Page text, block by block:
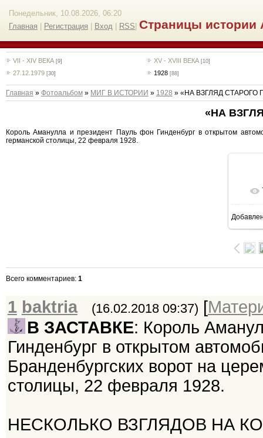
Понедельник, 10.08.2026, 06:20
Главная
Регистрация Вход RSS Страницы истории
VII - XIV ВЕКА [9] XV - XVIII ВЕКА [10]
27.12.1979 [30] 1928 [88]
Главная » Фотоальбом» МИГ В ИСТОРИИ » 1928 » «НА ВЗГЛЯД СТАРОГО
«НА
Король Аманулла и президент Пауль фон Гинденбург в открытом
германской столицы, 22 февраля 1928.
Всего комментариев: 1
1 baktria (16.02.2018 09:37) [
В ЗАСТАВКЕ: Король
Гинденбург в открытом
Бранденбургских ворот на
столицы, 22 февраля 1928.
НЕСКОЛЬКО ВЗГЛЯДОВ НА